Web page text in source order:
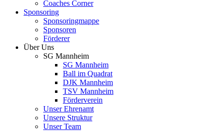
Coaches Corner
Sponsoring
Sponsoringmappe
Sponsoren
Förderer
Über Uns
SG Mannheim
SG Mannheim
Ball im Quadrat
DJK Mannheim
TSV Mannheim
Förderverein
Unser Ehrenamt
Unsere Struktur
Unser Team